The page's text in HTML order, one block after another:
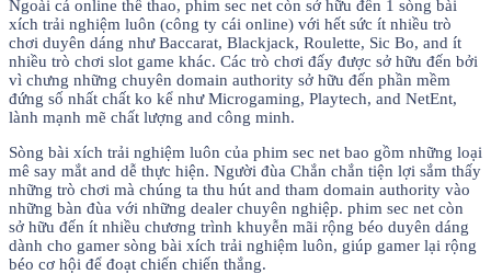
Ngoài cá online thể thao, phim sec net còn sở hữu đến 1 sòng bài
xích trải nghiệm luôn (công ty cái online) với hết sức ít nhiều trò
chơi duyên dáng như Baccarat, Blackjack, Roulette, Sic Bo, and ít
nhiều trò chơi slot game khác. Các trò chơi đấy được sở hữu đến bởi
vì chưng những chuyên domain authority sở hữu đến phần mềm
đứng số nhất chất ko kể như Microgaming, Playtech, and NetEnt,
lành mạnh mẽ chất lượng and công minh.
Sòng bài xích trải nghiệm luôn của phim sec net bao gồm những loại
mê say mắt and dễ thực hiện. Người đùa Chắn chắn tiện lợi sắm thấy
những trò chơi mà chúng ta thu hút and tham domain authority vào
những bàn đùa với những dealer chuyên nghiệp. phim sec net còn
sở hữu đến ít nhiều chương trình khuyễn mãi rộng béo duyên dáng
dành cho gamer sòng bài xích trải nghiệm luôn, giúp gamer lại rộng
béo cơ hội để đoạt chiến chiến thắng.